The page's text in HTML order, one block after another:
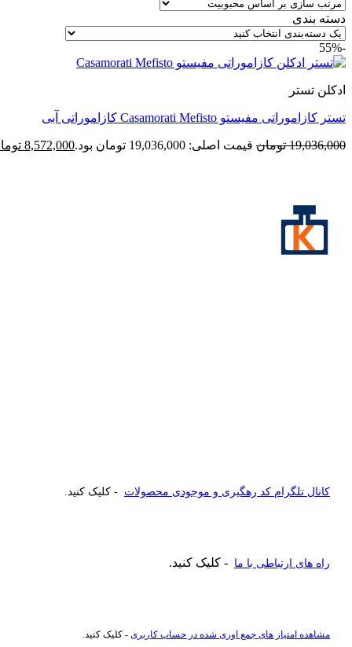
دسته بندی
-55%
ادکلن تستر
تستر کازاموراتی مفیستو Casamorati Mefisto کازاموراتی آبی
19,036,000 تومان قیمت اصلی: 19,036,000 تومان بود. 8,572,000
کانال تلگرام کد رهگیری و موجودی محصولات - کلیک کنید.
راه های ارتباطی با ما - کلیک کنید.
مشاهده امتیاز های جمع اوری شده در حساب کاربری - کلیک کنید.